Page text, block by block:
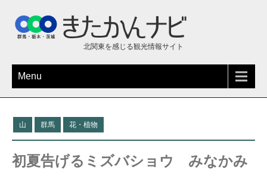
北関東を感じる観光情報サイト
Menu
山 群馬 花・植物
初夏告げるミズバショウ みなかみ